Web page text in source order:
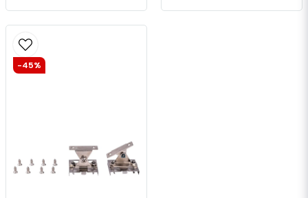
-45%